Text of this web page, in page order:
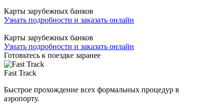
Карты зарубежных банков
Узнать подробности и заказать онлайн
Карты зарубежных банков
Узнать подробности и заказать онлайн
Готовьтесь к поездке заранее
Fast Track
Быстрое прохождение всех формальных процедур в
аэропорту.